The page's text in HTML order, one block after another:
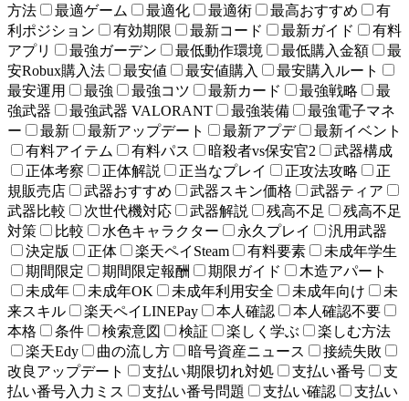
方法
最適ゲーム 最適化 最適術 最高おすすめ
有
利ポジション
有効期限 最新コード 最新ガイド
有料
アプリ
最強ガーデン 最低動作環境 最低購入金額
最
安Robux購入法
最安値 最安値購入
最安購入ルート
最安運用
最強 最強コツ 最新カード 最強戦略
最
強武器
最強武器 VALORANT 最強装備
最強電子マネ
ー
最新 最新アップデート 最新アプデ
最新イベント
有料アイテム
有料パス 暗殺者vs保安官2
武器構成
正体考察
正体解説 正当なプレイ 正攻法攻略
正
規販売店
武器おすすめ 武器スキン価格
武器ティア
武器比較
次世代機対応 武器解説 残高不足
残高不足
対策
比較 水色キャラクター 永久プレイ
汎用武器
決定版
正体 楽天ペイSteam 有料要素
未成年学生
期間限定
期間限定報酬 期限ガイド
木造アパート
未成年
未成年OK 未成年利用安全 未成年向け
未
来スキル
楽天ペイLINEPay 本人確認
本人確認不要
本格
条件 検索意図 検証 楽しく学ぶ
楽しむ方法
楽天Edy
曲の流し方 暗号資産ニュース
接続失敗
改良アップデート
支払い期限切れ対処 支払い番号
支
払い番号入力ミス
支払い番号問題 支払い確認
支払い